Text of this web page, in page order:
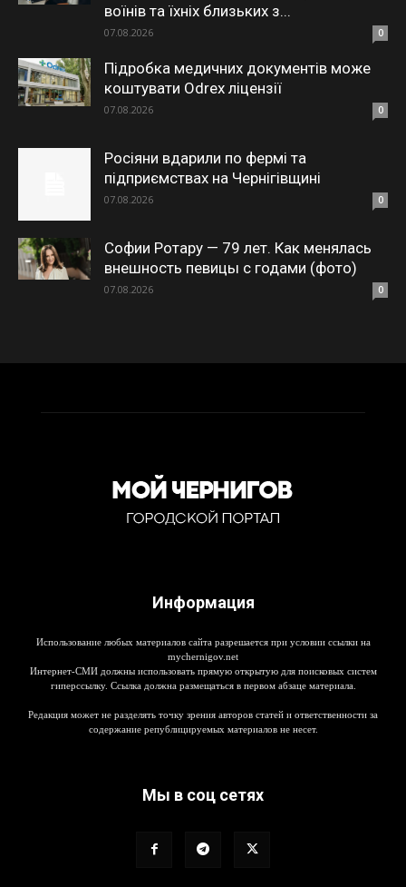
воїнів та їхніх близьких з...
07.08.2026 0
Підробка медичних документів може
коштувати Odrex ліцензії
07.08.2026 0
Росіяни вдарили по фермі та
підприємствах на Чернігівщині
07.08.2026 0
Софии Ротару — 79 лет. Как менялась
внешность певицы с годами (фото)
07.08.2026 0
Информация
Использование любых материалов сайта разрешается при условии ссылки на
mychernigov.net
Интернет-СМИ должны использовать прямую открытую для поисковых систем
гиперссылку. Ссылка должна размещаться в первом абзаце материала.
Редакция может не разделять точку зрения авторов статей и ответственности за
содержание републицируемых материалов не несет.
Мы в соц сетях